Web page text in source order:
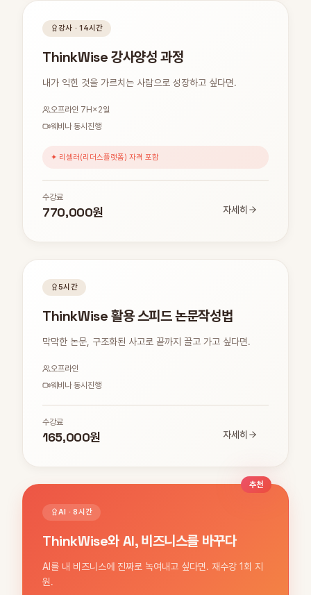
강사 · 14시간
ThinkWise 강사양성 과정
내가 익힌 것을 가르치는 사람으로 성장하고 싶다면.
오프라인 7H×2일
웨비나 동시진행
✦ 리셀러(리더스플랫폼) 자격 포함
수강료
770,000원 자세히
5시간
ThinkWise 활용 스피드 논문작성법
막막한 논문, 구조화된 사고로 끝까지 끌고 가고 싶다면.
오프라인
웨비나 동시진행
수강료
165,000원 자세히
추천
AI · 8시간
ThinkWise와 AI, 비즈니스를 바꾸다
AI를 내 비즈니스에 진짜로 녹여내고 싶다면. 재수강 1회 지
원.